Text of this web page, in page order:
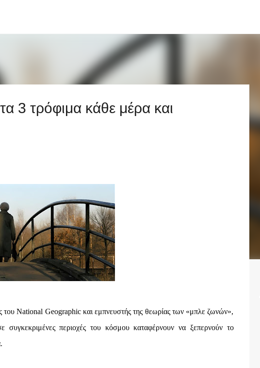
3 τρόφιμα κάθε μέρα και
National Geographic και εμπνευστής της θεωρίας των «μπλε ζωνών»,
συγκεκριμένες περιοχές του κόσμου καταφέρνουν να ξεπερνούν το